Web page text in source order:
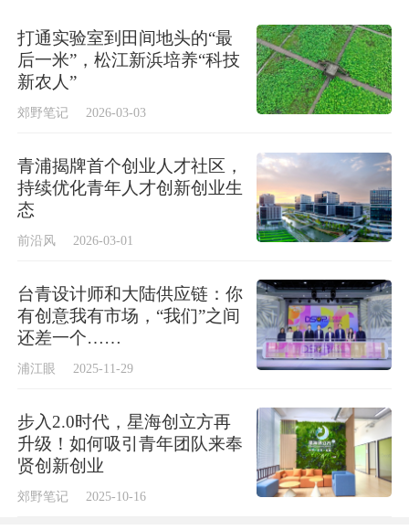
入驻项目普遍来自产业实际问题。针对工业防
团队研发高安全不燃型玻璃鳞片涂料；针对锂
电池热失控隐患，能源与机械工程学院高瑜团
队推出“锂安守护”主动防御系统。这些项目与
了路演展示。
打通实验室到田间地头的“最
后一米”，松江新浜培养“科技
新农人”
郊野笔记 2026-03-03
青浦揭牌首个创业人才社区，
持续优化青年人才创新创业生
态
前沿风 2026-03-01
台青设计师和大陆供应链：你
有创意我有市场，“我们”之间
还差一个……
浦江眼 2025-11-29
步入2.0时代，星海创立方再
升级！如何吸引青年团队来奉
贤创新创业
郊野笔记 2025-10-16